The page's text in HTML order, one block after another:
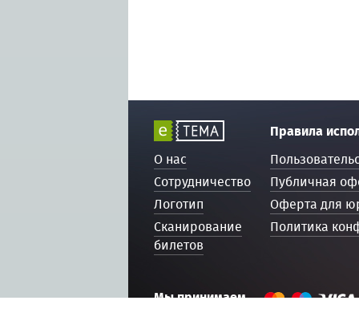
О нас
Сотрудничество
Логотип
Сканирование
билетов
Правила
Публичная
Оферта для
Политика
Мы принимаем